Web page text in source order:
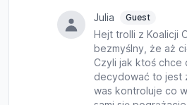
Julia Guest
Hejt trolli z Koalicji
bezmyślny, że aż
Czyli jak ktoś chce
decydować to jest
was kontroluje co